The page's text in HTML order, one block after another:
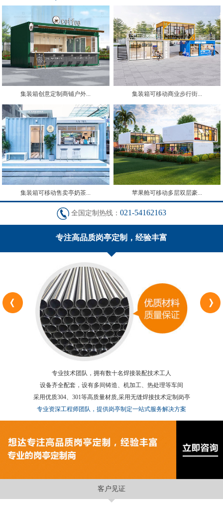
集装箱创意定制商铺户外... 集装箱可移动商业步行街...
集装箱可移动售卖亭奶茶... 苹果舱可移动多层双层豪...
全国定制热线： 021-54162163
专注高品质岗亭定制，经验丰富
专业技术团队，拥有数十名焊接装配技术工人
设备齐全配套，设有多间铸造、机加工、热处理等车间
采用优质304、301等高质量材质,采用无缝焊接技术定制岗亭
专业资深工程师团队，提供岗亭制定一站式服务解决方案
客户见证